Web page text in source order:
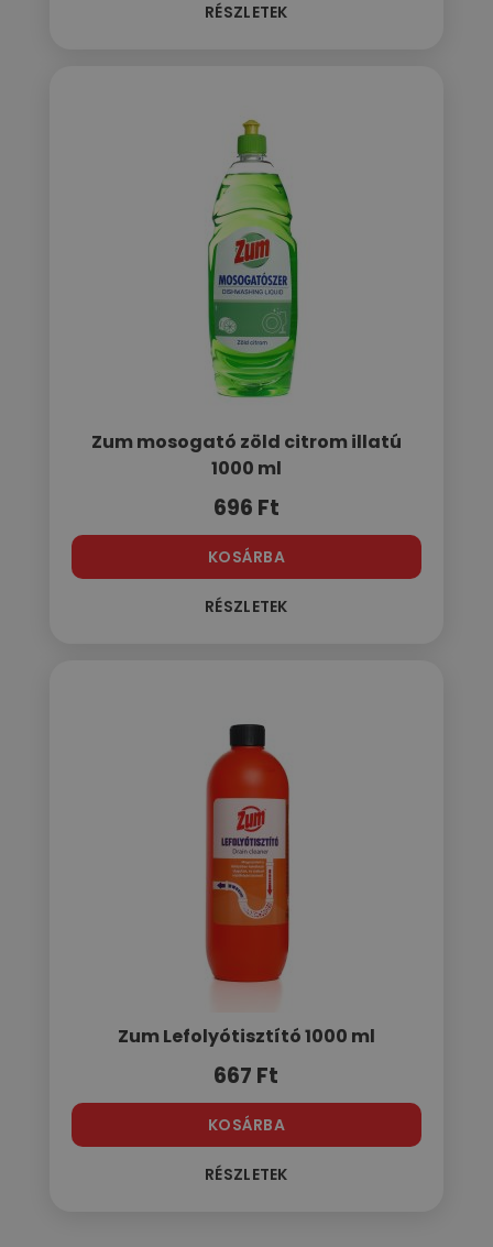
RÉSZLETEK
Zum mosogató zöld citrom illatú
1000 ml
696 Ft
KOSÁRBA
RÉSZLETEK
Zum Lefolyótisztító 1000 ml
667 Ft
KOSÁRBA
RÉSZLETEK